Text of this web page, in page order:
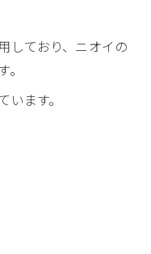
しており、ニオイの
います。